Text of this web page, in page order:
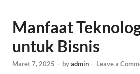
Manfaat
untuk Bisnis
Maret 7, 2025 - byadmin - Leave a